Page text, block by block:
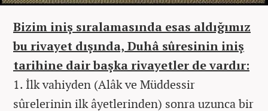
Bizim iniş sıralamasında esas aldığımız
bu rivayet dışında, Duhâ sûresinin iniş
tarihine dair başka rivayetler de vardır:
1. İlk vahiyden (Alâk ve Müddessir
sûrelerinin ilk âyetlerinden) sonra uzunca bir